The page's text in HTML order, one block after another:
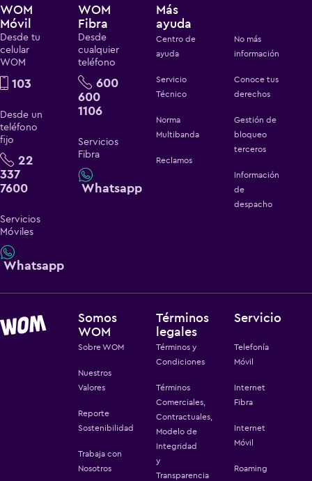
WOM
Móvil
Desde tu
celular
WOM
103
Desde un
teléfono
fijo
22
337
7600
Servicios
Móviles
Whatsapp
WOM
Fibra
Desde
cualquier
teléfono
600
600
1106
Servicios
Fibra
Whatsapp
Más
ayuda
Centro de
ayuda
Servicio
Técnico
Norma
Multibanda
Reclamos
No más
información
Conoce tus
derechos
Gestión de
bloqueo
terceros
Información
de
despacho
Somos
WOM
Sobre WOM
Nuestros
Valores
Reporte
Sostenibilidad
Trabaja con
Nosotros
Términos
legales
Términos y
Condiciones
Términos
Comerciales,
Contractuales,
Modelo de
Integridad
y
Transparencia
Servicio
Telefonía
Móvil
Internet
Fibra
Internet
Móvil
Roaming